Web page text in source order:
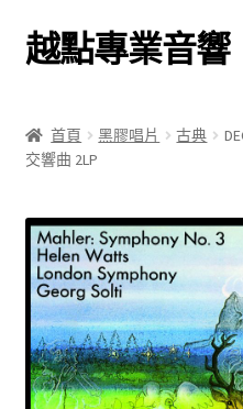
跳
至
覽
列
跳
至
要
內
越點專業音響
商店
關於我們
我的帳號
結帳
購物車
首頁 黑膠唱片 古典
交響曲 2LP